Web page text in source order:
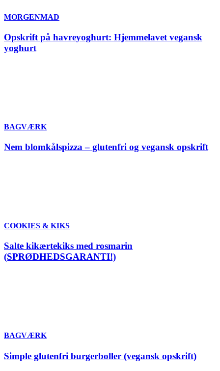
MORGENMAD
Opskrift på havreyoghurt: Hjemmelavet vegansk
yoghurt
BAGVÆRK
Nem blomkålspizza – glutenfri og vegansk opskrift
COOKIES & KIKS
Salte kikærtekiks med rosmarin
(SPRØDHEDSGARANTI!)
BAGVÆRK
Simple glutenfri burgerboller (vegansk opskrift)